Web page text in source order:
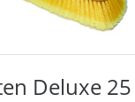
Deluxe